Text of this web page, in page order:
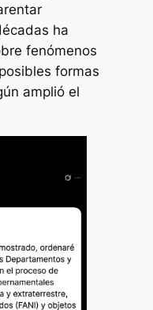
ha
fenómenos
formas
amplió el